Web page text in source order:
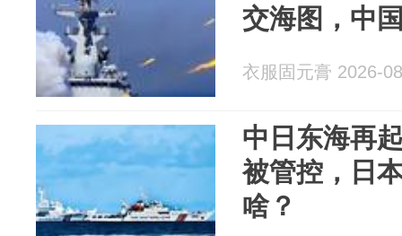
交海图，中
衣服固元膏 2026-
中日东海再
被管控，日
啥？